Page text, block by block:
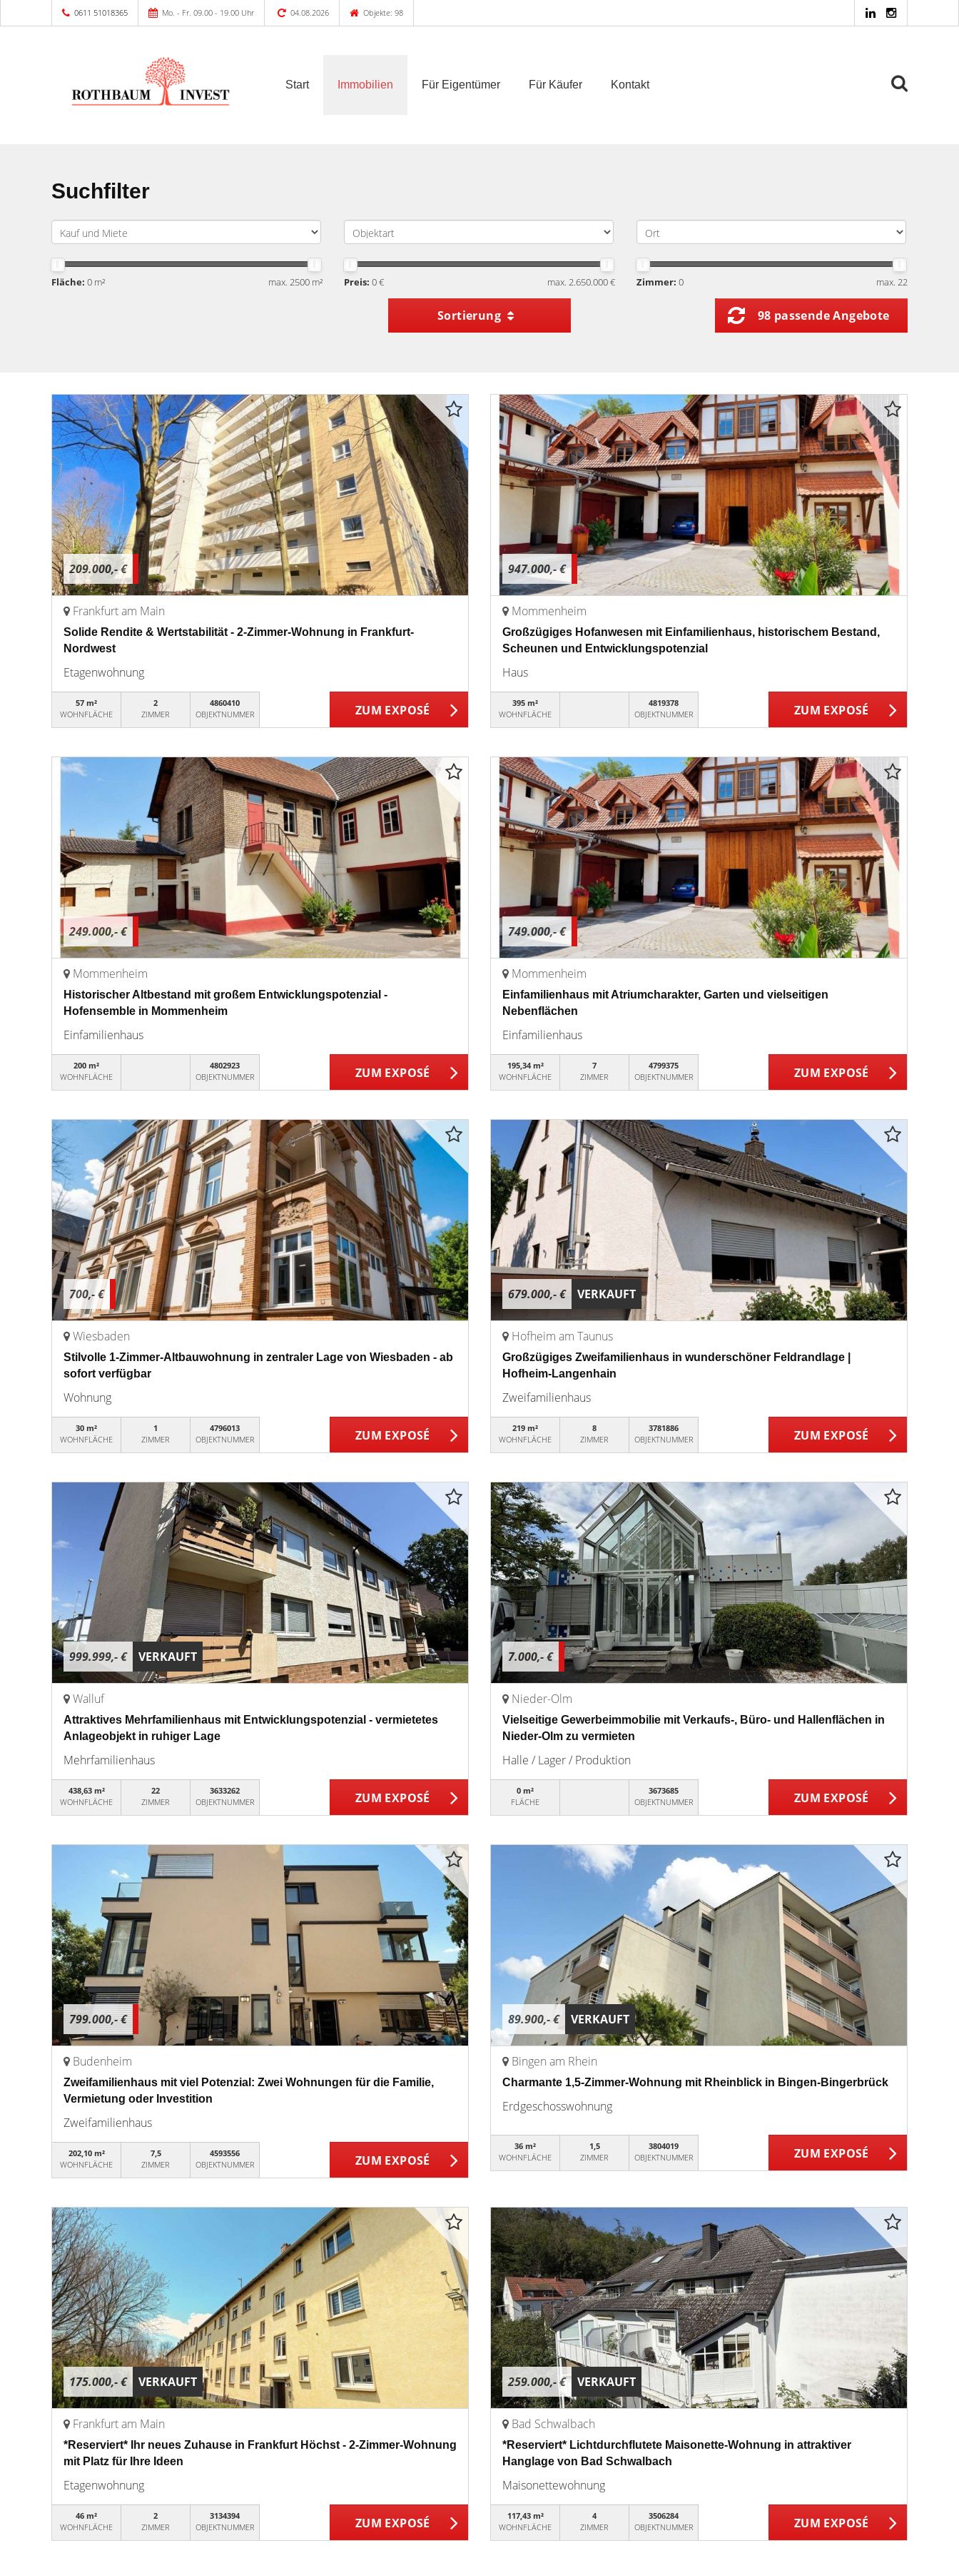
0611 51018365 Mo. - Fr. 09.00 - 19.00 Uhr 04.08.2026 Objekte: 98
Start Immobilien Für Eigentümer Für Käufer Kontakt
Suchfilter
Fläche: 0 m² max. 2500 m² Preis: 0 € max. 2.650.000 € Zimmer: 0 max. 22
Sortierung 98 passende Angebote
209.000,- €
Frankfurt am Main
Solide Rendite & Wertstabilität - 2-Zimmer-Wohnung in Frankfurt-
Nordwest
Etagenwohnung
57 m²
WOHNFLÄCHE
2
ZIMMER
4860410
OBJEKTNUMMER
ZUM EXPOSÉ
947.000,- €
Mommenheim
Großzügiges Hofanwesen mit Einfamilienhaus, historischem Bestand,
Scheunen und Entwicklungspotenzial
Haus
395 m²
WOHNFLÄCHE
4819378
OBJEKTNUMMER
ZUM EXPOSÉ
249.000,- €
Mommenheim
Historischer Altbestand mit großem Entwicklungspotenzial -
Hofensemble in Mommenheim
Einfamilienhaus
200 m²
WOHNFLÄCHE
4802923
OBJEKTNUMMER
ZUM EXPOSÉ
749.000,- €
Mommenheim
Einfamilienhaus mit Atriumcharakter, Garten und vielseitigen
Nebenflächen
Einfamilienhaus
195,34 m²
WOHNFLÄCHE
7
ZIMMER
4799375
OBJEKTNUMMER
ZUM EXPOSÉ
700,- €
Wiesbaden
Stilvolle 1-Zimmer-Altbauwohnung in zentraler Lage von Wiesbaden - ab
sofort verfügbar
Wohnung
30 m²
WOHNFLÄCHE
1
ZIMMER
4796013
OBJEKTNUMMER
ZUM EXPOSÉ
679.000,- € VERKAUFT
Hofheim am Taunus
Großzügiges Zweifamilienhaus in wunderschöner Feldrandlage |
Hofheim-Langenhain
Zweifamilienhaus
219 m²
WOHNFLÄCHE
8
ZIMMER
3781886
OBJEKTNUMMER
ZUM EXPOSÉ
999.999,- € VERKAUFT
Walluf
Attraktives Mehrfamilienhaus mit Entwicklungspotenzial - vermietetes
Anlageobjekt in ruhiger Lage
Mehrfamilienhaus
438,63 m²
WOHNFLÄCHE
22
ZIMMER
3633262
OBJEKTNUMMER
ZUM EXPOSÉ
7.000,- €
Nieder-Olm
Vielseitige Gewerbeimmobilie mit Verkaufs-, Büro- und Hallenflächen in
Nieder-Olm zu vermieten
Halle / Lager / Produktion
0 m²
FLÄCHE
3673685
OBJEKTNUMMER
ZUM EXPOSÉ
799.000,- €
Budenheim
Zweifamilienhaus mit viel Potenzial: Zwei Wohnungen für die Familie,
Vermietung oder Investition
Zweifamilienhaus
202,10 m²
WOHNFLÄCHE
7,5
ZIMMER
4593556
OBJEKTNUMMER
ZUM EXPOSÉ
89.900,- € VERKAUFT
Bingen am Rhein
Charmante 1,5-Zimmer-Wohnung mit Rheinblick in Bingen-Bingerbrück
Erdgeschosswohnung
36 m²
WOHNFLÄCHE
1,5
ZIMMER
3804019
OBJEKTNUMMER
ZUM EXPOSÉ
175.000,- € VERKAUFT
Frankfurt am Main
*Reserviert* Ihr neues Zuhause in Frankfurt Höchst - 2-Zimmer-Wohnung
mit Platz für Ihre Ideen
Etagenwohnung
46 m²
WOHNFLÄCHE
2
ZIMMER
3134394
OBJEKTNUMMER
ZUM EXPOSÉ
259.000,- € VERKAUFT
Bad Schwalbach
*Reserviert* Lichtdurchflutete Maisonette-Wohnung in attraktiver
Hanglage von Bad Schwalbach
Maisonettewohnung
117,43 m²
WOHNFLÄCHE
4
ZIMMER
3506284
OBJEKTNUMMER
ZUM EXPOSÉ